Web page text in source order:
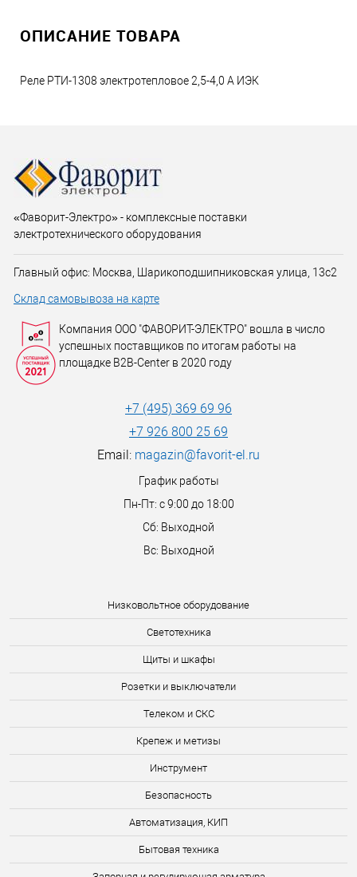
ОПИСАНИЕ ТОВАРА
Реле РТИ-1308 электротепловое 2,5-4,0 А ИЭК
Низковольтное оборудование
Светотехника
Щиты и шкафы
Розетки и выключатели
Телеком и СКС
Крепеж и метизы
Инструмент
Безопасность
Автоматизация, КИП
Бытовая техника
«Фаворит-Электро» - комплексные поставки
электротехнического оборудования
Главный офис: Москва, Шарикоподшипниковская улица, 13с2
Склад самовывоза на карте
Компания ООО "ФАВОРИТ-ЭЛЕКТРО" вошла в число
успешных поставщиков по итогам работы на
площадке B2B-Center в 2020 году
+7 (495) 369 69 96
+7 926 800 25 69
Email: magazin@favorit-el.ru
График работы
Пн-Пт: с 9:00 до 18:00
Сб: Выходной
Вс: Выходной